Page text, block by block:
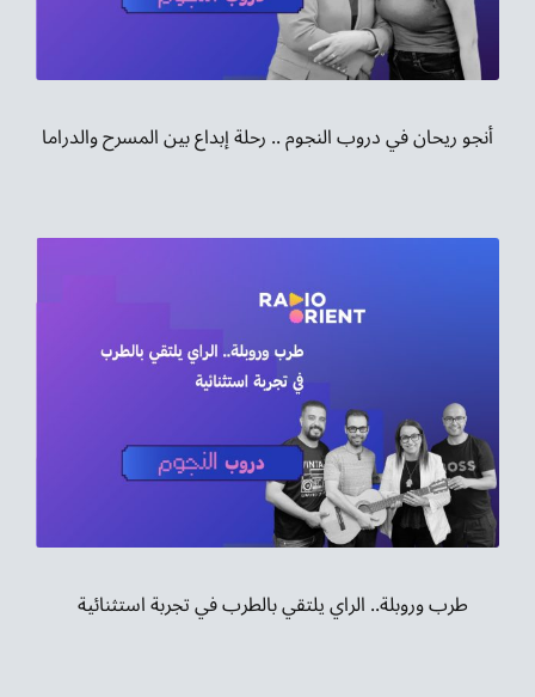
أنجو ريحان في دروب النجوم .. رحلة إبداع بين المسرح والدراما
طرب وروبلة.. الراي يلتقي بالطرب في تجربة استثنائية